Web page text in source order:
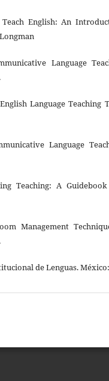
English: An
Language
Language Teaching
Language
Teaching: A
Management
de Lenguas.